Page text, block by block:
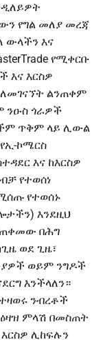
የግል መለያ መረጃ
ውላችን እና
የሚቀርቡ
እና እርስዎ
ልንጠቀም
ንዑስ ጎራዎች
ጥቅም ላይ ሊውል
ኮሜርስ
እና ከእርስዎ
የተወሰነ
የተወሰኑ
እንደዚህ
በሕግ
ወደ ጊዜ፣
ወይም ንግዶች
እንችላለን።
ንብረቶች
ምላሽ በመስጠት
ሊከፍሉን